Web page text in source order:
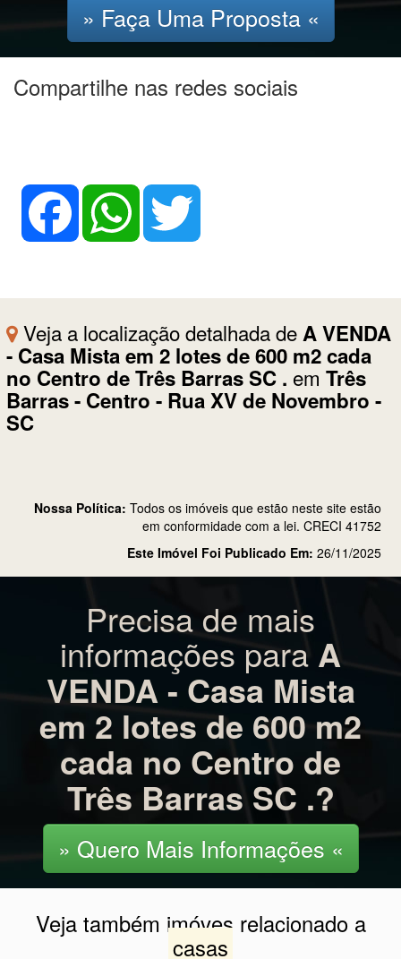
» Faça Uma Proposta «
Compartilhe nas redes sociais
Facebook WhatsApp
Veja a localização detalhada deA VENDA
- Casa Mista em 2 lotes de 600 m2 cada
no Centro de Três Barras SC . em Três
Barras - Centro - Rua XV de Novembro -
SC
Nossa Política: Todos os imóveis que estão neste site estão
em conformidade com a lei. CRECI 41752
Este Imóvel Foi Publicado Em: 26/11/2025
Precisa de mais
informações para A
VENDA - Casa Mista
em 2 lotes de 600 m2
cada no Centro de
Três Barras SC .?
» Quero Mais Informações «
Veja também imóves relacionado a
casas